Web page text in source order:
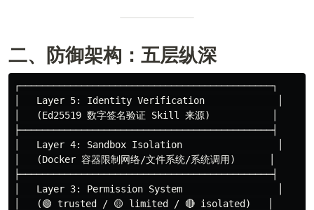
二、防御架构：五层纵深
┌─────────────────────────────────────────────┐
│   Layer 5: Identity Verification             │
│   (Ed25519 数字签名验证 Skill 来源)           │
├─────────────────────────────────────────────┤
│   Layer 4: Sandbox Isolation                 │
│   (Docker 容器限制网络/文件系统/系统调用)      │
├─────────────────────────────────────────────┤
│   Layer 3: Permission System                 │
│   (🟢 trusted / 🟡 limited / 🔴 isolated)   │